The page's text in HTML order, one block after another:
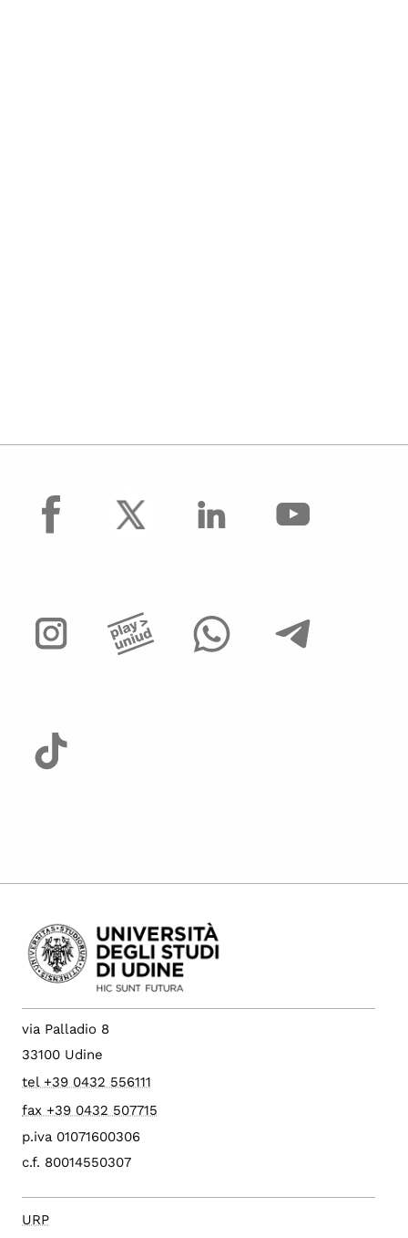
facebook
via Palladio 8
33100 Udine
tel +39 0432 556111
fax +39 0432 507715
p.iva 01071600306
c.f. 80014550307
URP